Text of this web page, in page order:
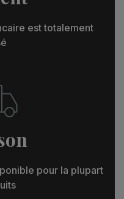
est totalement
pour la plupart